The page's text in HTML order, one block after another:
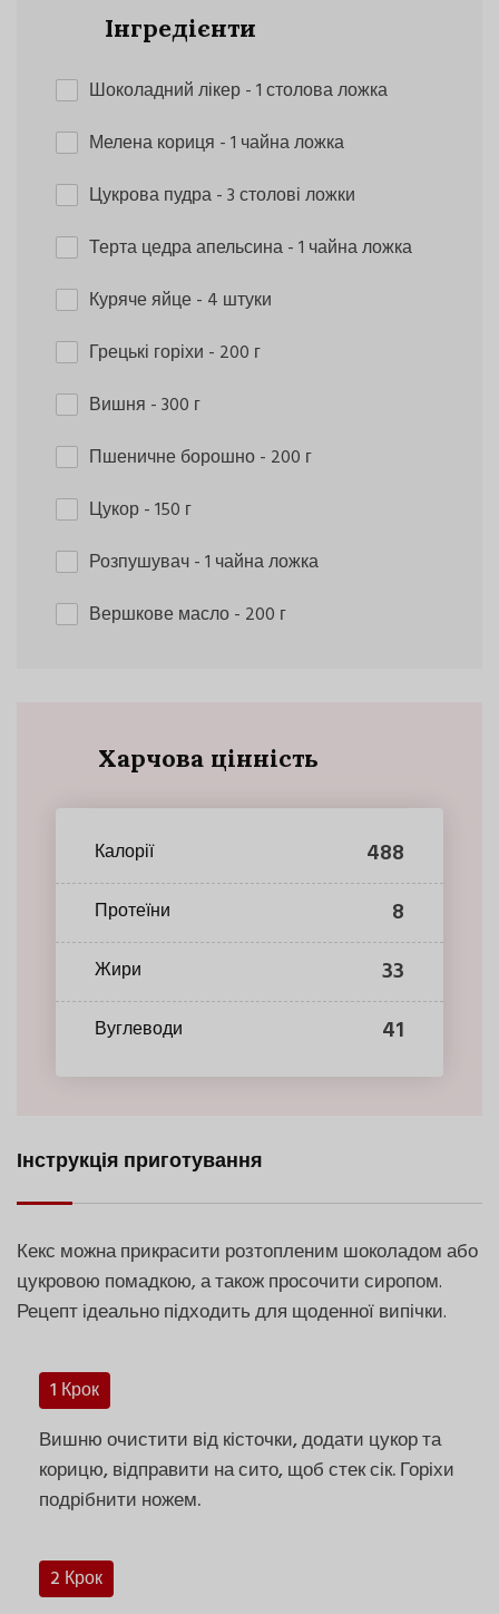
Інгредієнти
Шоколадний лікер- 1 столова ложка
Мелена кориця - 1 чайна ложка
Цукрова пудра- 3 столові ложки
Терта цедра апельсина- 1 чайна ложка
Куряче яйце- 4 штуки
Грецькі горіхи - 200 г
Вишня - 300 г
Пшеничне борошно- 200 г
Цукор- 150 г
Розпушувач- 1 чайна ложка
Вершкове масло- 200 г
Харчова цінність
Калорії 488
Протеїни 8
Жири 33
Вуглеводи 41
Інструкція приготування
Кекс можна прикрасити розтопленим шоколадом або
цукровою помадкою, а також просочити сиропом.
Рецепт ідеально підходить для щоденної випічки.
1 Крок
Вишню очистити від кісточки, додати цукор та
корицю, відправити на сито, щоб стек сік. Горіхи
подрібнити ножем.
2 Крок